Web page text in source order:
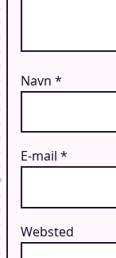
Navn *
E-mail *
Websted